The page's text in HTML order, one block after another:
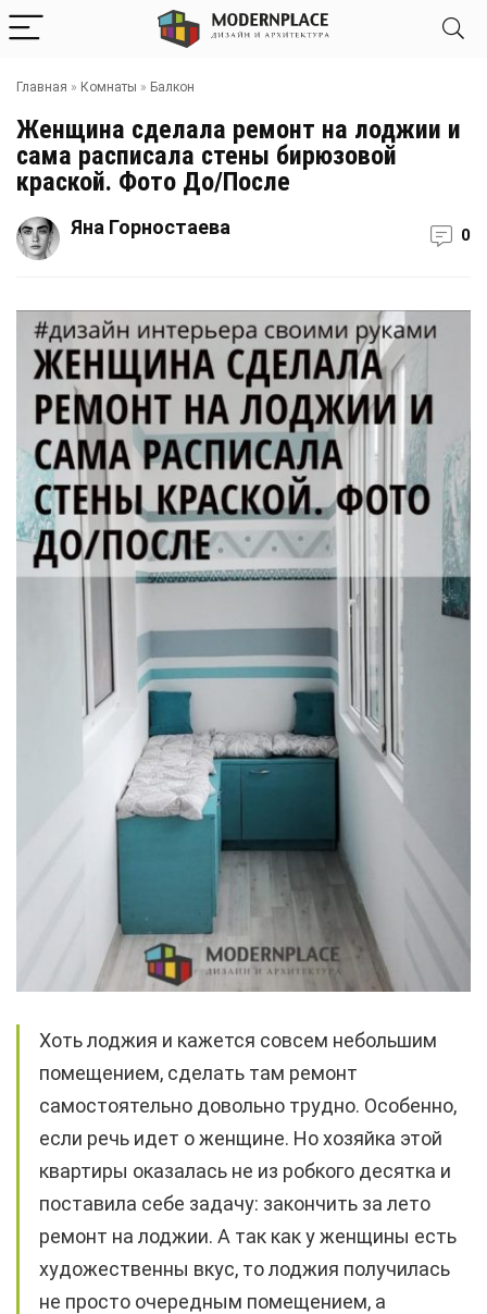
Главная » Комнаты » Балкон
Женщина сделала ремонт на лоджии и
сама расписала стены бирюзовой
краской. Фото До/После
Яна Горностаева 0
Хоть лоджия и кажется совсем небольшим
помещением, сделать там ремонт
самостоятельно довольно трудно. Особенно,
если речь идет о женщине. Но хозяйка этой
квартиры оказалась не из робкого десятка и
поставила себе задачу: закончить за лето
ремонт на лоджии. А так как у женщины есть
художественны вкус, то лоджия получилась
не просто очередным помещением, а